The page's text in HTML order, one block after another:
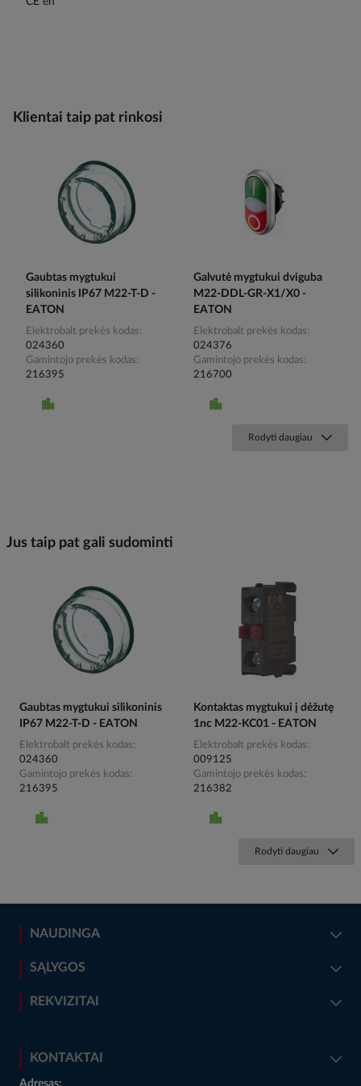
Klientai taip pat rinkosi
Gaubtas mygtukui
silikoninis IP67 M22-T-D -
EATON
Elektrobalt prekės kodas
024360
Gamintojo prekės kodas
216395
Galvutė mygtukui dviguba
M22-DDL-GR-X1/X0 -
EATON
Elektrobalt prekės kodas
024376
Gamintojo prekės kodas
216700
Rodyti daugiau
Jus taip pat gali sudominti
Gaubtas mygtukui silikoninis
IP67 M22-T-D - EATON
Elektrobalt prekės kodas
024360
Gamintojo prekės kodas
216395
Kontaktas mygtukui į dėžutę
1nc M22-KC01 - EATON
Elektrobalt prekės kodas
009125
Gamintojo prekės kodas
216382
Rodyti daugiau
NAUDINGA
SĄLYGOS
REKVIZITAI
KONTAKTAI
Adresas: